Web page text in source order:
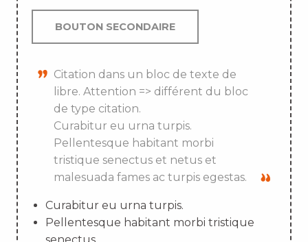
BOUTON SECONDAIRE
Citation dans un bloc de texte de
libre. Attention => différent du bloc
de type citation.
Curabitur eu urna turpis.
Pellentesque habitant morbi
tristique senectus et netus et
malesuada fames ac turpis egestas.
Curabitur eu urna turpis.
Pellentesque habitant morbi tristique